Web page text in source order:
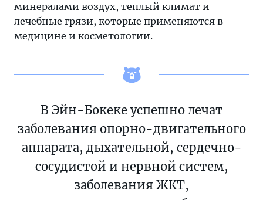
минералами воздух, теплый климат и
лечебные грязи, которые применяются в
медицине и косметологии.
В Эйн-Бокеке успешно лечат
заболевания опорно-двигательного
аппарата, дыхательной, сердечно-
сосудистой и нервной систем,
заболевания ЖКТ,